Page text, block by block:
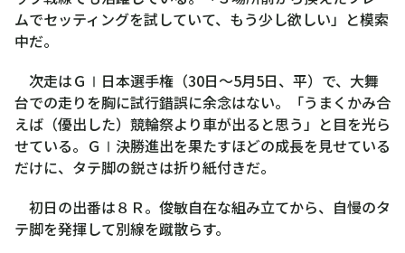
輝
ムでセッティングを試していて、もう少し欲しい」と模索
中だ。
次走はＧⅠ日本選手権（30日～5月5日、平）で、大舞
台での走りを胸に試行錯誤に余念はない。「うまくかみ合
えば（優出した）競輪祭より車が出ると思う」と目を光ら
せている。ＧⅠ決勝進出を果たすほどの成長を見せている
だけに、タテ脚の鋭さは折り紙付きだ。
初日の出番は８Ｒ。俊敏自在な組み立てから、自慢のタ
テ脚を発揮して別線を蹴散らす。